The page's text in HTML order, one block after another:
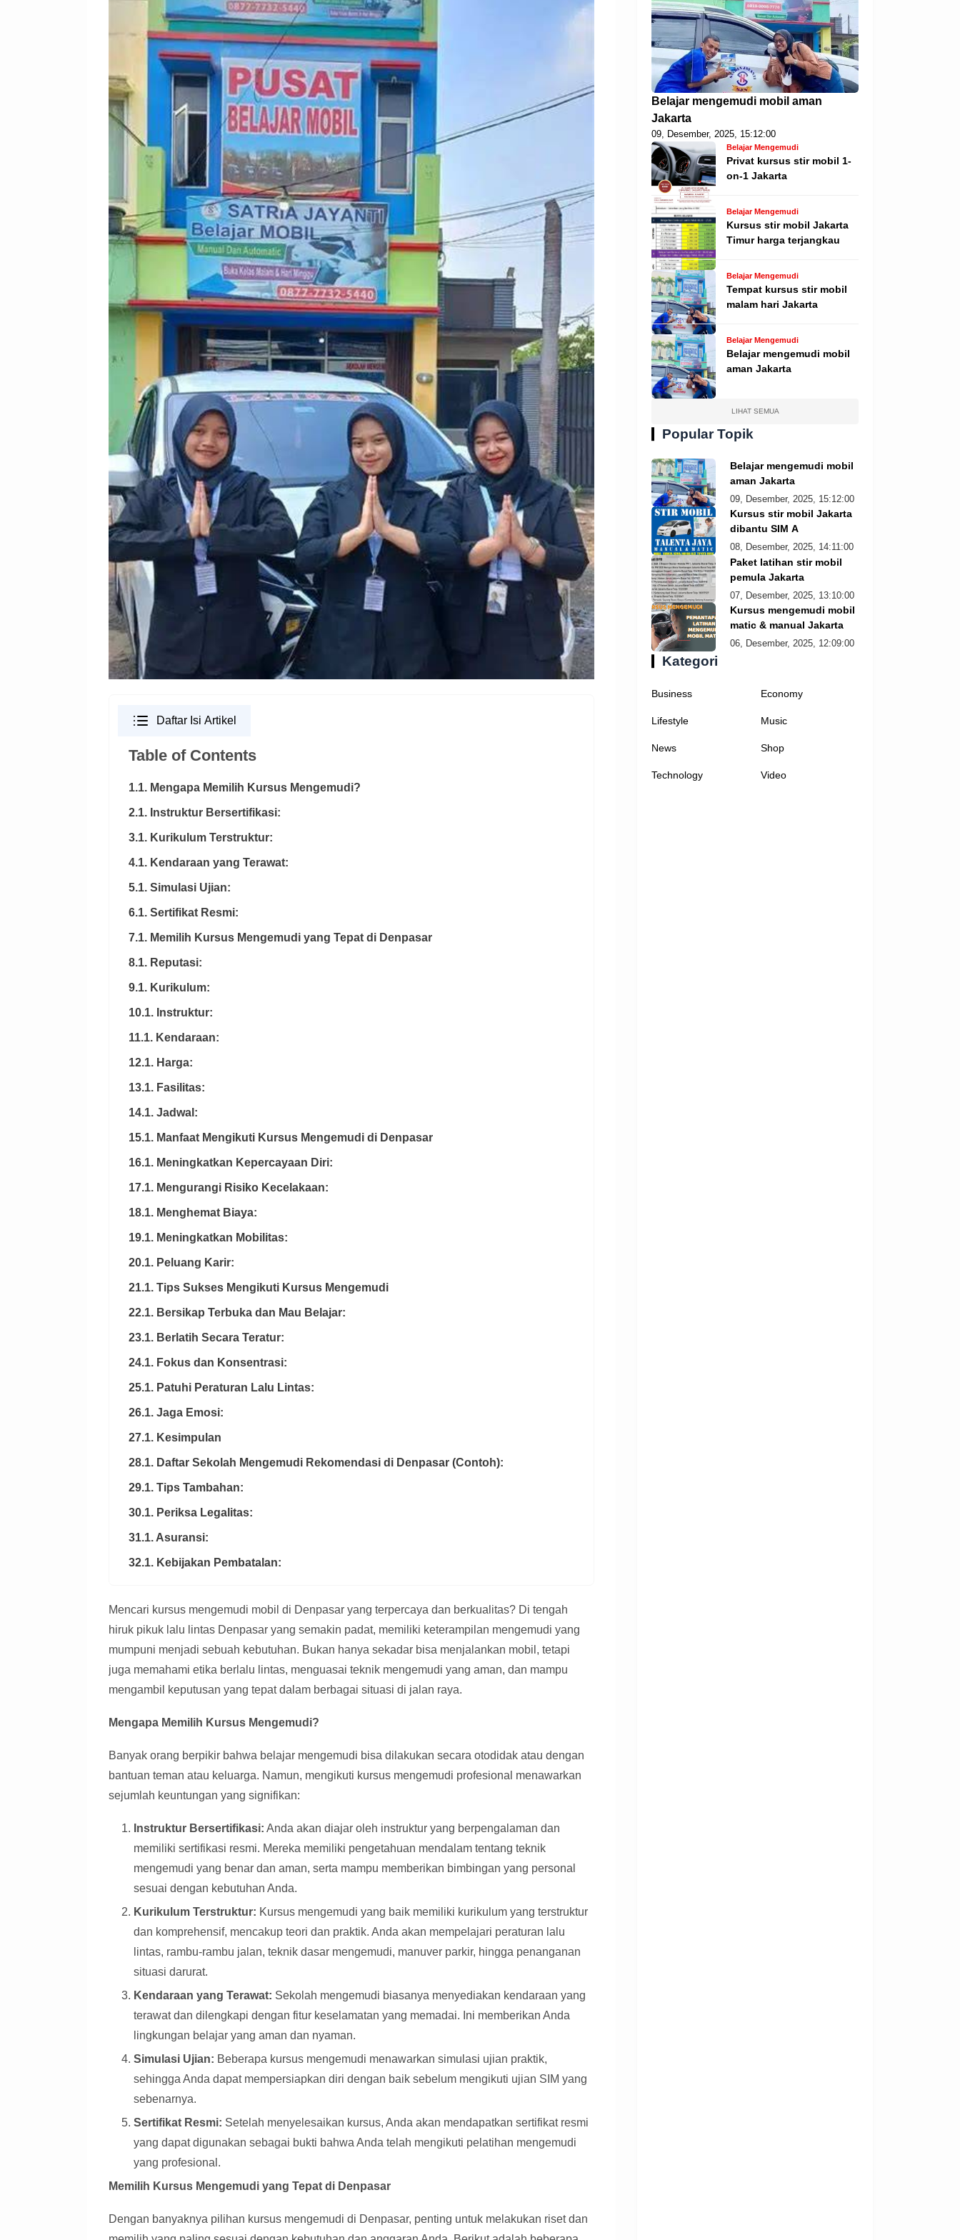
Daftar Isi Artikel
Table of Contents
1.1. Mengapa Memilih Kursus Mengemudi?
2.1. Instruktur Bersertifikasi:
3.1. Kurikulum Terstruktur:
4.1. Kendaraan yang Terawat:
5.1. Simulasi Ujian:
6.1. Sertifikat Resmi:
7.1. Memilih Kursus Mengemudi yang Tepat di Denpasar
8.1. Reputasi:
9.1. Kurikulum:
10.1. Instruktur:
11.1. Kendaraan:
12.1. Harga:
13.1. Fasilitas:
14.1. Jadwal:
15.1. Manfaat Mengikuti Kursus Mengemudi di Denpasar
16.1. Meningkatkan Kepercayaan Diri:
17.1. Mengurangi Risiko Kecelakaan:
18.1. Menghemat Biaya:
19.1. Meningkatkan Mobilitas:
20.1. Peluang Karir:
21.1. Tips Sukses Mengikuti Kursus Mengemudi
22.1. Bersikap Terbuka dan Mau Belajar:
23.1. Berlatih Secara Teratur:
24.1. Fokus dan Konsentrasi:
25.1. Patuhi Peraturan Lalu Lintas:
26.1. Jaga Emosi:
27.1. Kesimpulan
28.1. Daftar Sekolah Mengemudi Rekomendasi di Denpasar (Contoh):
29.1. Tips Tambahan:
30.1. Periksa Legalitas:
31.1. Asuransi:
32.1. Kebijakan Pembatalan:
Mencari kursus mengemudi mobil di Denpasar yang terpercaya dan berkualitas? Di tengah
hiruk pikuk lalu lintas Denpasar yang semakin padat, memiliki keterampilan mengemudi yang
mumpuni menjadi sebuah kebutuhan. Bukan hanya sekadar bisa menjalankan mobil, tetapi
juga memahami etika berlalu lintas, menguasai teknik mengemudi yang aman, dan mampu
mengambil keputusan yang tepat dalam berbagai situasi di jalan raya.
Mengapa Memilih Kursus Mengemudi?
Banyak orang berpikir bahwa belajar mengemudi bisa dilakukan secara otodidak atau dengan
bantuan teman atau keluarga. Namun, mengikuti kursus mengemudi profesional menawarkan
sejumlah keuntungan yang signifikan:
Instruktur Bersertifikasi: Anda akan diajar oleh instruktur yang berpengalaman dan
memiliki sertifikasi resmi. Mereka memiliki pengetahuan mendalam tentang teknik
mengemudi yang benar dan aman, serta mampu memberikan bimbingan yang personal
sesuai dengan kebutuhan Anda.
Kurikulum Terstruktur: Kursus mengemudi yang baik memiliki kurikulum yang terstruktur
dan komprehensif, mencakup teori dan praktik. Anda akan mempelajari peraturan lalu
lintas, rambu-rambu jalan, teknik dasar mengemudi, manuver parkir, hingga penanganan
situasi darurat.
Kendaraan yang Terawat: Sekolah mengemudi biasanya menyediakan kendaraan yang
terawat dan dilengkapi dengan fitur keselamatan yang memadai. Ini memberikan Anda
lingkungan belajar yang aman dan nyaman.
Simulasi Ujian: Beberapa kursus mengemudi menawarkan simulasi ujian praktik,
sehingga Anda dapat mempersiapkan diri dengan baik sebelum mengikuti ujian SIM yang
sebenarnya.
Sertifikat Resmi: Setelah menyelesaikan kursus, Anda akan mendapatkan sertifikat resmi
yang dapat digunakan sebagai bukti bahwa Anda telah mengikuti pelatihan mengemudi
yang profesional.
Memilih Kursus Mengemudi yang Tepat di Denpasar
Dengan banyaknya pilihan kursus mengemudi di Denpasar, penting untuk melakukan riset dan
Belajar mengemudi mobil aman
Jakarta
09, Desember, 2025, 15:12:00
Belajar Mengemudi
Privat kursus stir mobil 1-
on-1 Jakarta
Belajar Mengemudi
Kursus stir mobil Jakarta
Timur harga terjangkau
Belajar Mengemudi
Tempat kursus stir mobil
malam hari Jakarta
Belajar Mengemudi
Belajar mengemudi mobil
aman Jakarta
LIHAT SEMUA
Popular Topik
Belajar mengemudi mobil
aman Jakarta
09, Desember, 2025, 15:12:00
Kursus stir mobil Jakarta
dibantu SIM A
08, Desember, 2025, 14:11:00
Paket latihan stir mobil
pemula Jakarta
07, Desember, 2025, 13:10:00
Kursus mengemudi mobil
matic & manual Jakarta
06, Desember, 2025, 12:09:00
Kategori
Business Economy
Lifestyle Music
News Shop
Technology Video